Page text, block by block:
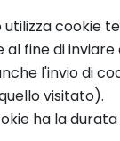
nel
di
6.000 in
sono in
cookie
al fine di
l'invio di
visitato).
ha la durata